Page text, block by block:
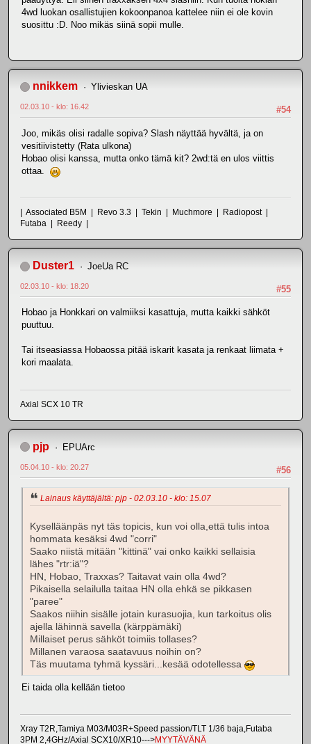
4wd luokan osallistujien kokoonpanoa kattelee niin ei ole kovin
suosittu :D. Noo mikäs siinä sopii mulle.
nnikkem Ylivieskan UA
#54
02.03.10 - klo: 16.42
Joo, mikäs olisi radalle sopiva? Slash näyttää hyvältä, ja on
vesitiivistetty (Rata ulkona)
Hobao olisi kanssa, mutta onko tämä kit? 2wd:tä en ulos viittis
ottaa.
| Associated B5M | Revo 3.3 | Tekin | Muchmore | Radiopost |
Futaba | Reedy |
Duster1 JoeUa RC
#55
02.03.10 - klo: 18.20
Hobao ja Honkkari on valmiiksi kasattuja, mutta kaikki sähköt
puuttuu.
Tai itseasiassa Hobaossa pitää iskarit kasata ja renkaat liimata +
kori maalata.
Axial SCX 10 TR
pjp EPUArc
#56
05.04.10 - klo: 20.27
Lainaus käyttäjältä: pjp - 02.03.10 - klo: 15.07
Kyselläänpäs nyt täs topicis, kun voi olla,että tulis intoa
hommata kesäksi 4wd "corri"
Saako niistä mitään "kittinä" vai onko kaikki sellaisia
lähes "rtr:iä"?
HN, Hobao, Traxxas? Taitavat vain olla 4wd?
Pikaisella selailulla taitaa HN olla ehkä se pikkasen
"paree"
Saakos niihin sisälle jotain kurasuojia, kun tarkoitus olis
ajella lähinnä savella (kärppämäki)
Millaiset perus sähköt toimiis tollases?
Millanen varaosa saatavuus noihin on?
Täs muutama tyhmä kyssäri...kesää odotellessa
Ei taida olla kellään tietoo
Xray T2R,Tamiya M03/M03R+Speed passion/TLT 1/36 baja,Futaba
3PM 2,4GHz/Axial SCX10/XR10--->MYYTÄVÄNÄ